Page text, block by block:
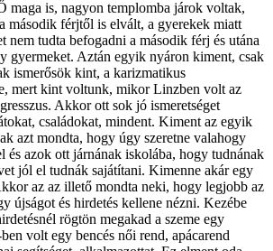
maga is, nagyon templomba járok voltak,
második férjtől is elvált, a gyerekek miatt
nem tudta befogadni a második férj és utána
gyermeket. Aztán egyik nyáron kiment, csak
ismerősök kint, a karizmatikus
mert kint voltunk, mikor Linzben volt az
Akkor ott sok jó ismeretséget
családokat, mindent. Kiment az egyik
azt mondta, hogy úgy szeretne valahogy
és azok ott járnának iskolába, hogy tudnának
jól el tudnák sajátítani. Kimenne akár egy
az az illető mondta neki, hogy legjobb az
újságot és hirdetés kellene nézni. Kezébe
rögtön megakad a szeme egy
volt egy bencés női rend, apácarend